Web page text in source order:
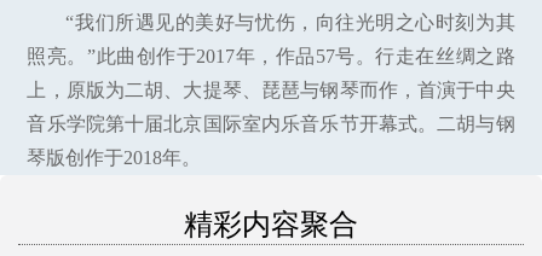
“我们所遇见的美好与忧伤，向往光明之心时刻为其
照亮。”此曲创作于2017年，作品57号。行走在丝绸之路
上，原版为二胡、大提琴、琵琶与钢琴而作，首演于中央
音乐学院第十届北京国际室内乐音乐节开幕式。二胡与钢
琴版创作于2018年。
精彩内容聚合